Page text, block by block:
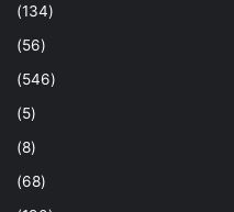
(134)
(56)
(546)
(5)
(8)
(68)